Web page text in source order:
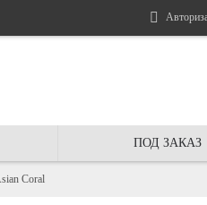
ПОД ЗАКАЗ
Coral